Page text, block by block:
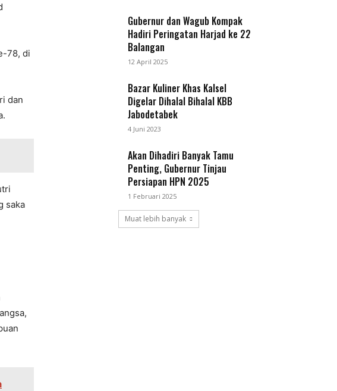
78, di
dan
saka
Gubernur dan Wagub Kompak
Hadiri Peringatan Harjad ke 22
Balangan
12 April 2025
Bazar Kuliner Khas Kalsel
Digelar Dihalal Bihalal KBB
Jabodetabek
4 Juni 2023
Akan Dihadiri Banyak Tamu
Penting, Gubernur Tinjau
Persiapan HPN 2025
1 Februari 2025
Muat lebih banyak